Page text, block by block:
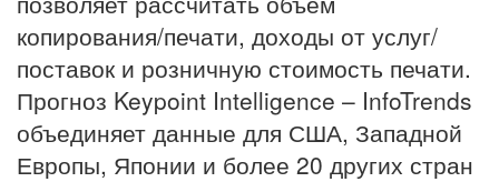
копирования/печати, доходы от услуг/
поставок и розничную стоимость печати.
Прогноз Keypoint Intelligence – InfoTrends
объединяет данные для США, Западной
Европы, Японии и более 20 других стран